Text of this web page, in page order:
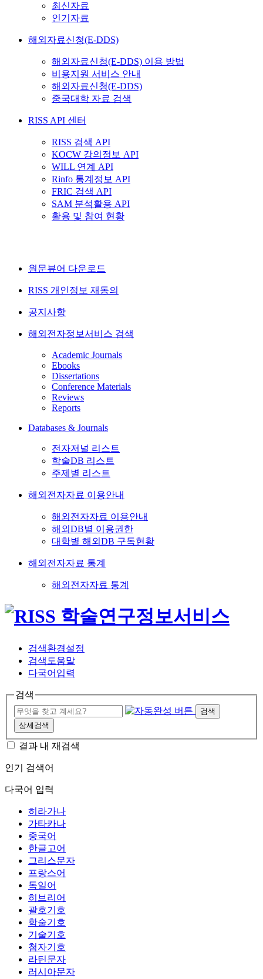
최신자료
인기자료
해외자료신청(E-DDS)
해외자료신청(E-DDS) 이용 방법
비용지원 서비스 안내
해외자료신청(E-DDS)
중국대학 자료 검색
RISS API 센터
RISS 검색 API
KOCW 강의정보 API
WILL 연계 API
Rinfo 통계정보 API
FRIC 검색 API
SAM 분석활용 API
활용 및 참여 현황
원문뷰어 다운로드
RISS 개인정보 재동의
공지사항
해외전자정보서비스 검색
Academic Journals
Ebooks
Dissertations
Conference Materials
Reviews
Reports
Databases & Journals
전자저널 리스트
학술DB 리스트
주제별 리스트
해외전자자료 이용안내
해외전자자료 이용안내
해외DB별 이용권한
대학별 해외DB 구독현황
해외전자자료 통계
해외전자자료 통계
검색환경설정
검색도움말
다국어입력
검색
검색
상세검색
결과 내 재검색
인기 검색어
다국어 입력
히라가나
가타카나
중국어
한글고어
그리스문자
프랑스어
독일어
히브리어
괄호기호
학술기호
기술기호
첨자기호
라틴문자
러시아문자